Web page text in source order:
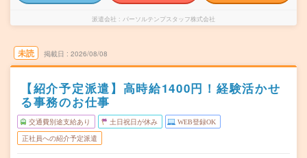
派遣会社 パーソルテンプスタッフ株式会社
未読 掲載日 2026/08/08
【紹介予定派遣】高時給1400円！経験活かせ
る事務のお仕事
交通費別途支給あり 土日祝日が休み WEB登録OK
正社員への紹介予定派遣